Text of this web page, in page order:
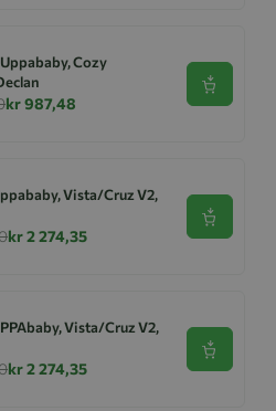
Cozy
kr 987,48
Se
Vista/Cruz V2,
kr 2 274,35
Se
Vista/Cruz V2,
kr 2 274,35
Se